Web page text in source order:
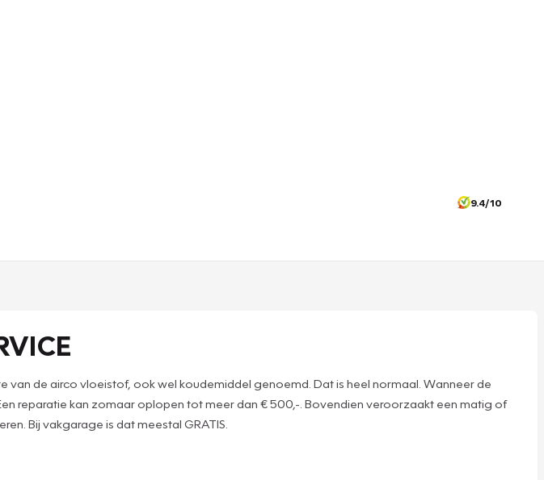
9.4/10
de airco vloeistof, ook wel koudemiddel genoemd. Dat is heel normaal. Wanneer de
reparatie kan zomaar oplopen tot meer dan € 500,-. Bovendien veroorzaakt een matig of
Bij vakgarage is dat meestal GRATIS.